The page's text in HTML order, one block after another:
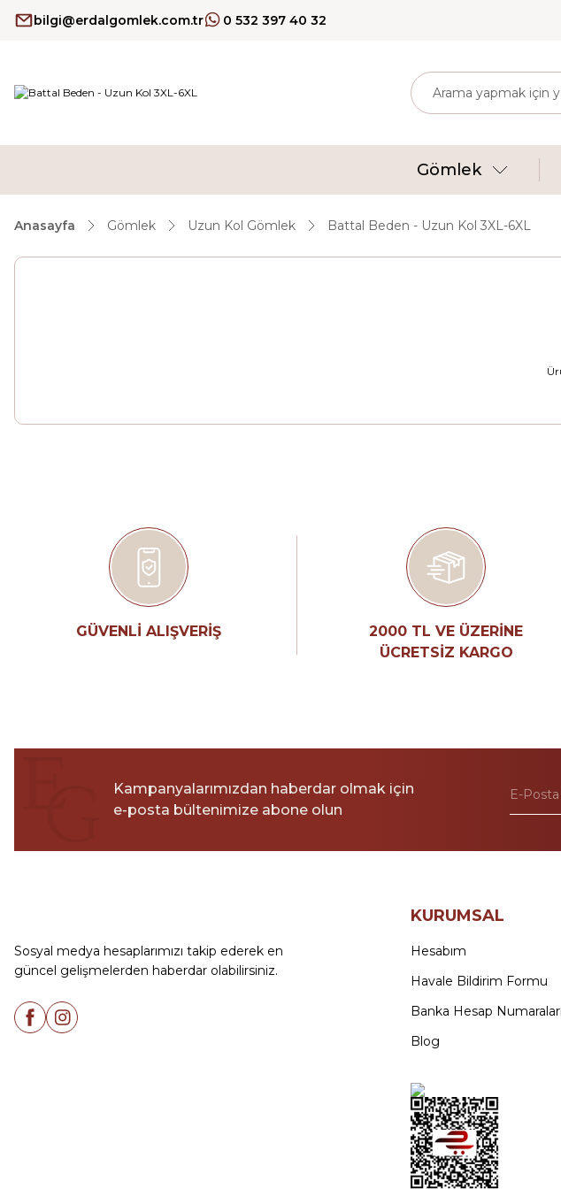
bilgi@erdalgomlek.com.tr 0 532 397 40 32
Gömlek
Anasayfa Gömlek Uzun Kol Gömlek Battal Beden - Uzun Kol 3XL-6XL
GÜVENLİ ALIŞVERİŞ
2000 TL VE ÜZERİNE
ÜCRETSİZ KARGO
Kampanyalarımızdan haberdar olmak için
e-posta bültenimize abone olun
Sosyal medya hesaplarımızı takip ederek en
güncel gelişmelerden haberdar olabilirsiniz.
KURUMSAL
Hesabım
Havale Bildirim Formu
Banka Hesap Numaraları
Blog